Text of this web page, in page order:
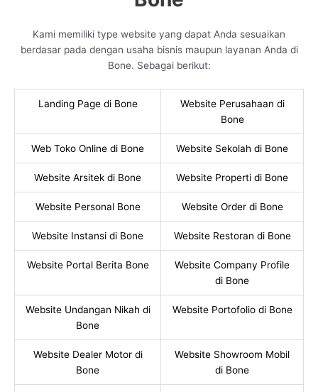
Kami memiliki type website yang dapat Anda sesuaikan
berdasar pada dengan usaha bisnis maupun layanan Anda di
Bone. Sebagai berikut:
Landing Page di Bone
Website Perusahaan di
Bone
Web Toko Online di Bone Website Sekolah di Bone
Website Arsitek di Bone Website Properti di Bone
Website Personal Bone Website Order di Bone
Website Instansi di Bone Website Restoran di Bone
Website Portal Berita Bone
Website Company Profile
di Bone
Website Undangan Nikah di
Bone
Website Portofolio di Bone
Website Dealer Motor di
Bone
Website Showroom Mobil
di Bone